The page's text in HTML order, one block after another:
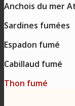
Anchois du mer
Sardines fumées
Espadon fumé
Cabillaud fumé
Thon fumé